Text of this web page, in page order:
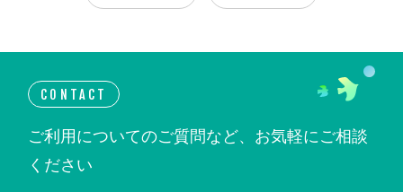
CONTACT
ご利用についてのご質問など、お気軽にご相談
ください